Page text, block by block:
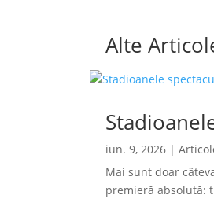
Alte
iun. 9, 2026 |
Mai sunt doar
premieră absolută: